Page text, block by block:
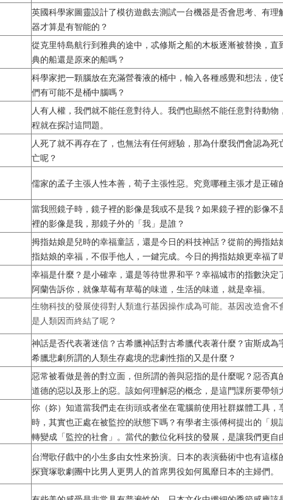
英國科學家圖靈設計了模彷遊戲去測試一台機器是否會思考、有
器才算是有智能的？
從克里特島航行到雅典的途中，忒修斯之船的木板逐漸被替換， 直
典的船還是原來的船嗎？
科學家把一顆腦放在充滿營養液的桶中，輸入各種感覺和想法， 使
們有可能不是桶中腦嗎？
人有人權，我們就不能任意對待人。我們也顯然不能任意對待動
程就在探討這問題。
人死了就不再存在了，也無法有任何經驗， 那為什麼我們會認為死
亡呢？
儒家的孟子主張人性本善，荀子主張性惡。 究竟哪種主張才是正確
當我照鏡子時，鏡子裡的影像是我或不是我？如果鏡子裡的影像
裡的影像是我，那鏡子外的「我」是誰？
拇指姑娘是兒時的幸福童話，還是今日的科技神話？從前的拇指姑
指姑娘的幸福， 不假手他人，一鍵完成。今日的拇指姑娘更幸福了
幸福是什麼？是小確幸，還是等待世界和平？幸福城市的指數決定
阿蘭告訴你， 就像草莓有草莓的味道，生活的味道，就是幸福。
生物科技的發展使得對人類進行基因操作成為可能。基因改造會
是人類因而終結了呢？
神話是否代表著迷信？古希臘神話對古希臘代表著什麼？宙斯成為
希臘悲劇所謂的人類生存處境的悲劇性指的又是什麼？
惡常被看做是善的對立面，但所謂的善與惡指的是什麼呢？惡否真
道德的惡以及形上的惡。 該如何理解惡的概念，是這門課所要帶領
你（妳） 知道當我們走在街頭或者坐在電腦前使用社群媒體工具，
時， 其實也正處在被監控的狀態下嗎？有學者主張傅柯提出的「規
轉變成「監控的社會」。 當代的數位化科技的發展，是讓我們更自
台灣歌仔戲中的小生多由女性來扮演。日本的表演藝術中也有這
探寶塚歌劇團中比男人更男人的首席男役如何風靡日本的主婦們。